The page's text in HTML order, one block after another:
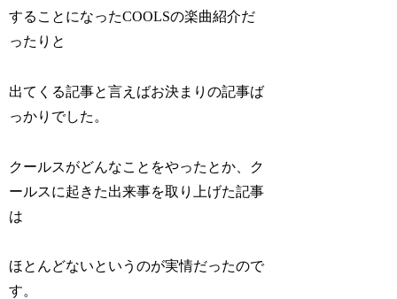
することになったCOOLSの楽曲紹介だ
ったりと
出てくる記事と言えばお決まりの記事ば
っかりでした。
クールスがどんなことをやったとか、ク
ールスに起きた出来事を取り上げた記事
は
ほとんどないというのが実情だったので
す。